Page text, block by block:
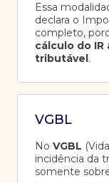
Essa
declara o
completo,
cálculo do IR
tributável.
VGBL
No VGBL
incidência da
somente